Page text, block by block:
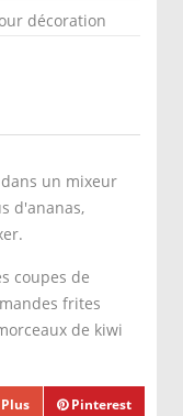
décoration
un mixeur
d'ananas,
coupes de
frites
de kiwi
Pinterest